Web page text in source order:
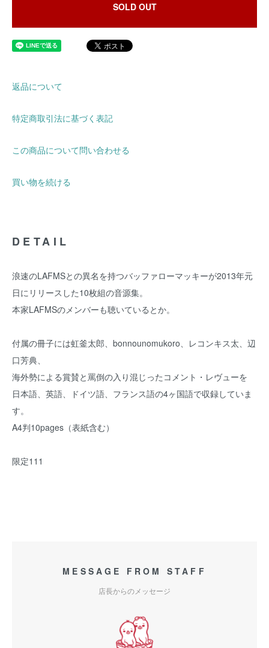
SOLD OUT
返品について
特定商取引法に基づく表記
この商品について問い合わせる
買い物を続ける
DETAIL
浪速のLAFMSとの異名を持つバッファローマッキーが2013年元
日にリリースした10枚組の音源集。
本家LAFMSのメンバーも聴いているとか。
付属の冊子には虹釜太郎、bonnounomukoro、レコンキス太、辺
口芳典、
海外勢による賞賛と罵倒の入り混じったコメント・レヴューを
日本語、英語、ドイツ語、フランス語の4ヶ国語で収録していま
す。
A4判10pages（表紙含む）
限定111
MESSAGE FROM STAFF
店長からのメッセージ